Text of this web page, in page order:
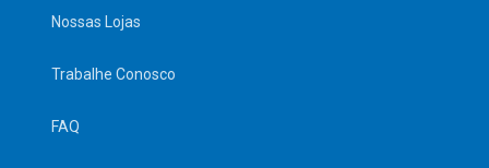
Nossas Lojas
Trabalhe Conosco
FAQ